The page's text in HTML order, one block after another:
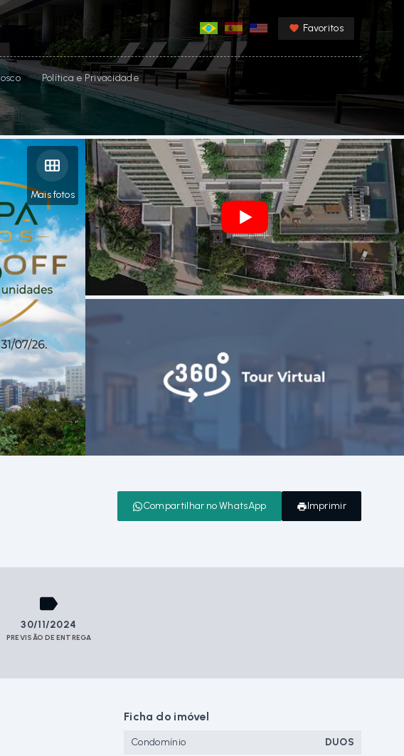
Favoritos
Política e Privacidade
Mais fotos
Compartilhar no WhatsApp Imprimir
30/11/2024
PREVISÃO DE ENTREGA
Ficha do imóvel
Condomínio
DUOS